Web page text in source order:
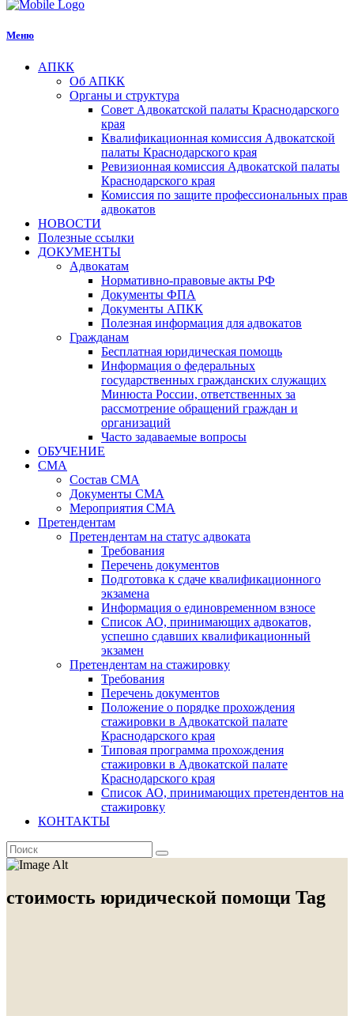
Меню
АПКК
Об АПКК
Органы и структура
Совет Адвокатской палаты Краснодарского
края
Квалификационная комиссия Адвокатской
палаты Краснодарского края
Ревизионная комиссия Адвокатской палаты
Краснодарского края
Комиссия по защите профессиональных прав
адвокатов
НОВОСТИ
Полезные ссылки
ДОКУМЕНТЫ
Адвокатам
Нормативно-правовые акты РФ
Документы ФПА
Документы АПКК
Полезная информация для адвокатов
Гражданам
Бесплатная юридическая помощь
Информация о федеральных
государственных гражданских служащих
Минюста России, ответственных за
рассмотрение обращений граждан и
организаций
Часто задаваемые вопросы
ОБУЧЕНИЕ
СМА
Состав СМА
Документы СМА
Мероприятия СМА
Претендентам
Претендентам на статус адвоката
Требования
Перечень документов
Подготовка к сдаче квалификационного
экзамена
Информация о единовременном взносе
Список АО, принимающих адвокатов,
успешно сдавших квалификационный
экзамен
Претендентам на стажировку
Требования
Перечень документов
Положение о порядке прохождения
стажировки в Адвокатской палате
Краснодарского края
Типовая программа прохождения
стажировки в Адвокатской палате
Краснодарского края
Список АО, принимающих претендентов на
стажировку
КОНТАКТЫ
стоимость юридической помощи Tag